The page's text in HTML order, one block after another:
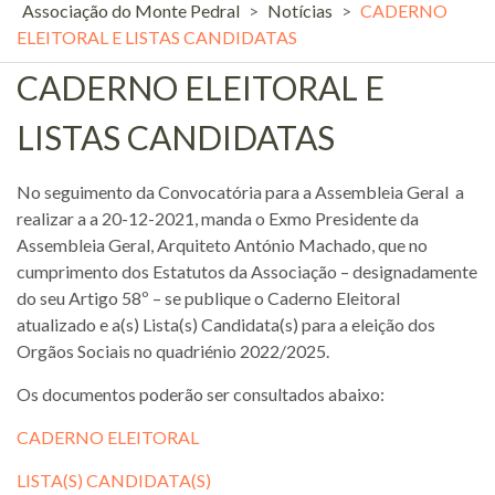
Associação do Monte Pedral > Notícias > CADERNO
ELEITORAL E LISTAS CANDIDATAS
CADERNO ELEITORAL E
LISTAS CANDIDATAS
No seguimento da Convocatória para a Assembleia Geral a
realizar a a 20-12-2021, manda o Exmo Presidente da
Assembleia Geral, Arquiteto António Machado, que no
cumprimento dos Estatutos da Associação – designadamente
do seu Artigo 58º – se publique o Caderno Eleitoral
atualizado e a(s) Lista(s) Candidata(s) para a eleição dos
Orgãos Sociais no quadriénio 2022/2025.
Os documentos poderão ser consultados abaixo:
CADERNO ELEITORAL
LISTA(S) CANDIDATA(S)